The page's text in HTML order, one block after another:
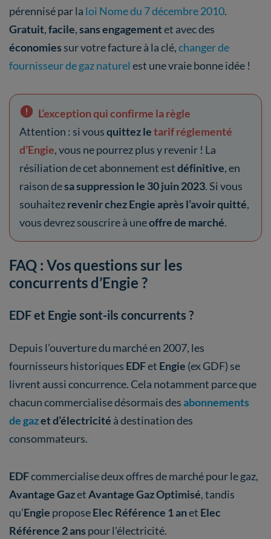
pérennisé par la loi Nome du 7 décembre 2010.
Gratuit,facile,sans engagementet avec des
économies sur votre facture à la clé,changer de
fournisseur de gaz naturel est une vraie bonne idée !
L’exception qui confirme la règle
Attention : si vousquittez letarif réglementé
d’Engie, vous ne pourrez plus y revenir ! La
résiliation de cet abonnement estdéfinitive, en
raison desa suppression le 30 juin 2023. Si vous
souhaitezrevenir chez Engie après l’avoir quitté,
vous devrez souscrire à uneoffre de marché.
FAQ : Vos questions sur les
concurrents d’Engie ?
EDF et Engie sont-ils concurrents ?
Depuis l’ouverture du marché en 2007, les
fournisseurs historiques EDFet Engie (ex GDF) se
livrent aussi concurrence. Cela notamment parce que
chacun commercialise désormais desabonnements
de gazet d’électricité à destination des
consommateurs.
EDFcommercialise deux offres de marché pour le gaz,
Avantage GazetAvantage Gaz Optimisé, tandis
qu’Engie proposeElec Référence 1 anet Elec
Référence 2 ans pour l’électricité.